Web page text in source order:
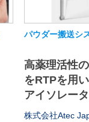
パウダー搬送シ
高薬理活性
をRTPを用
アイソレー
株式会社Atec